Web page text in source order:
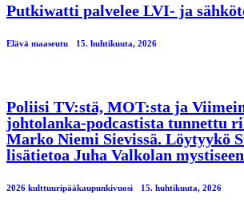
Putkiwatti palvelee LVI- ja
Elävä maaseutu 15. huhtikuuta, 2026
Poliisi TV:stä, MOT:sta ja
johtolanka-podcastista tunnettu
Marko Niemi Sievissä. Löytyykö
lisätietoa Juha Valkolan
2026 kulttuuripääkaupunkivuosi 15. huhtikuuta, 2026